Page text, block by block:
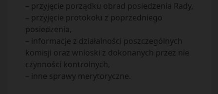
– przyjęcie porządku obrad posiedzenia Rady,
– przyjęcie protokołu z poprzedniego
posiedzenia,
– informacje z działalności poszczególnych
komisji oraz wnioski z dokonanych przez nie
czynności kontrolnych,
– inne sprawy merytoryczne.